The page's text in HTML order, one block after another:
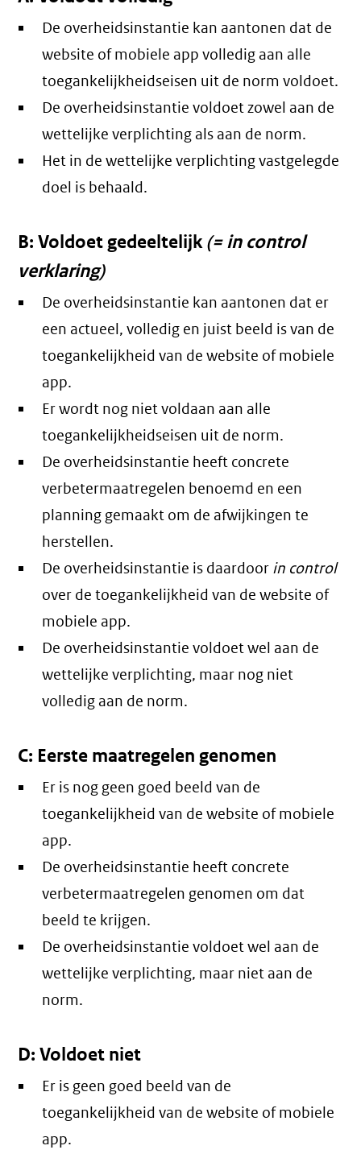
De overheidsinstantie kan aantonen dat de
website of mobiele app volledig aan alle
toegankelijkheidseisen uit de norm voldoet.
De overheidsinstantie voldoet zowel aan de
wettelijke verplichting als aan de norm.
Het in de wettelijke verplichting vastgelegde
doel is behaald.
B: Voldoet gedeeltelijk(= in control
verklaring)
De overheidsinstantie kan aantonen dat er
een actueel, volledig en juist beeld is van de
toegankelijkheid van de website of mobiele
app.
Er wordt nog niet voldaan aan alle
toegankelijkheidseisen uit de norm.
De overheidsinstantie heeft concrete
verbetermaatregelen benoemd en een
planning gemaakt om de afwijkingen te
herstellen.
De overheidsinstantie is daardoor in control
over de toegankelijkheid van de website of
mobiele app.
De overheidsinstantie voldoet wel aan de
wettelijke verplichting, maar nog niet
volledig aan de norm.
C: Eerste maatregelen genomen
Er is nog geen goed beeld van de
toegankelijkheid van de website of mobiele
app.
De overheidsinstantie heeft concrete
verbetermaatregelen genomen om dat
beeld te krijgen.
De overheidsinstantie voldoet wel aan de
wettelijke verplichting, maar niet aan de
norm.
D: Voldoet niet
Er is geen goed beeld van de
toegankelijkheid van de website of mobiele
app.